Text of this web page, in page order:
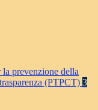
prevenzione della
(PTPCT) 3